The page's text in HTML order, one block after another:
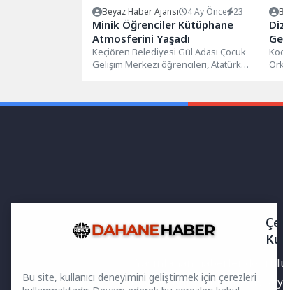
Beyaz Haber Ajansı 4 Ay Önce 23
Minik Öğrenciler Kütüphane
Atmosferini Yaşadı
Keçiören Belediyesi Gül Adası Çocuk
Gelişim Merkezi öğrencileri, Atatürk
Yayınlanan haberler
bilgiler bulunabilir.Yanlış
Bu site, kullanıcı deneyimini geliştirmek için çerezleri